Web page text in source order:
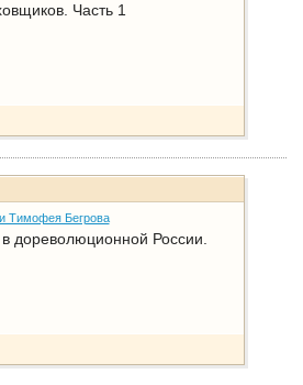
Часть 1
Тимофея Бегрова
дореволюционной России.